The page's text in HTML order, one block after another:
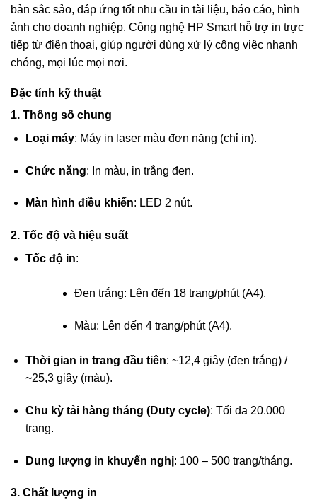
bản sắc sảo, đáp ứng tốt nhu cầu in tài liệu, báo cáo, hình
ảnh cho doanh nghiệp. Công nghệ HP Smart hỗ trợ in trực
tiếp từ điện thoại, giúp người dùng xử lý công việc nhanh
chóng, mọi lúc mọi nơi.
Đặc tính kỹ thuật
1. Thông số chung
Loại máy: Máy in laser màu đơn năng (chỉ in).
Chức năng: In màu, in trắng đen.
Màn hình điều khiển: LED 2 nút.
2. Tốc độ và hiệu suất
Tốc độ in:
Đen trắng: Lên đến 18 trang/phút (A4).
Màu: Lên đến 4 trang/phút (A4).
Thời gian in trang đầu tiên: ~12,4 giây (đen trắng) /
~25,3 giây (màu).
Chu kỳ tải hàng tháng (Duty cycle): Tối đa 20.000
trang.
Dung lượng in khuyến nghị: 100 – 500 trang/tháng.
3. Chất lượng in